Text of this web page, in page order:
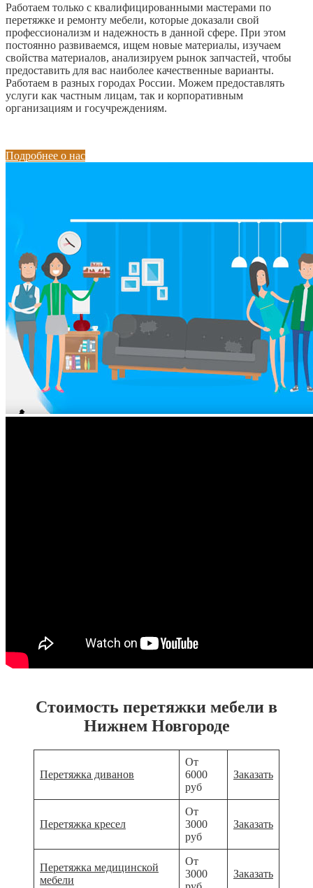
Работаем только с квалифицированными мастерами по
перетяжке и ремонту мебели, которые доказали свой
профессионализм и надежность в данной сфере. При этом
постоянно развиваемся, ищем новые материалы, изучаем
свойства материалов, анализируем рынок запчастей, чтобы
предоставить для вас наиболее качественные варианты.
Работаем в разных городах России. Можем предоставлять
услуги как частным лицам, так и корпоративным
организациям и госучреждениям.
Подробнее о нас
Стоимость перетяжки мебели в
Нижнем Новгороде
Перетяжка диванов
От
6000
руб
Заказать
Перетяжка кресел
От
3000
руб
Заказать
Перетяжка медицинской
мебели
От
3000
Заказать